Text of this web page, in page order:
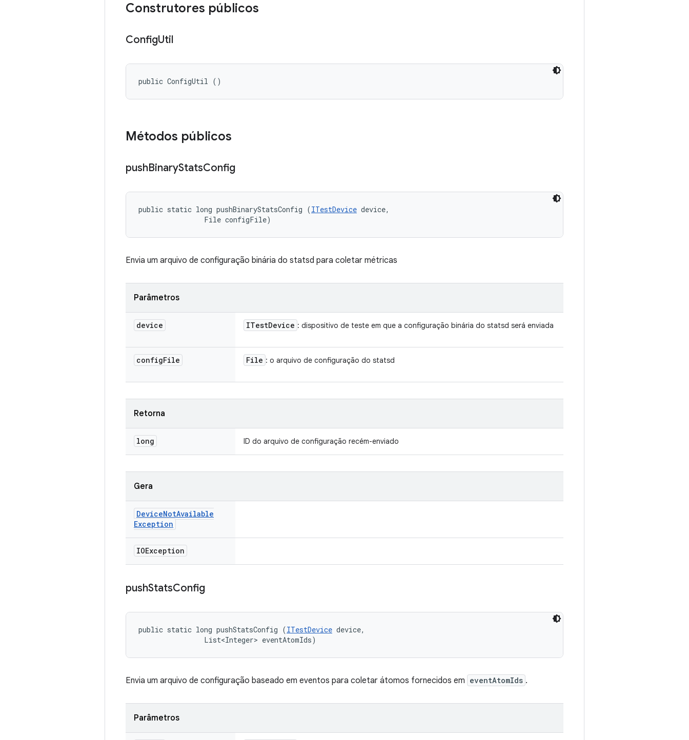
Construtores públicos
ConfigUtil
public ConfigUtil ()
Métodos públicos
pushBinaryStatsConfig
public static long pushBinaryStatsConfig (ITestDevice device,
                File configFile)
Envia um arquivo de configuração binária do statsd para coletar métricas
Parâmetros
device ITestDevice : dispositivo de teste em que a configuração binária do statsd será enviada
configFile File : o arquivo de configuração do statsd
Retorna
long ID do arquivo de configuração recém-enviado
Gera
DeviceNotAvailable
Exception
IOException
pushStatsConfig
public static long pushStatsConfig (ITestDevice device,
                List<Integer> eventAtomIds)
Envia um arquivo de configuração baseado em eventos para coletar átomos fornecidos em eventAtomIds .
Parâmetros